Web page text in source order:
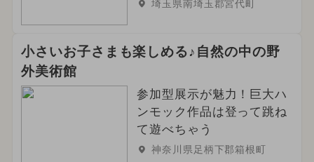
埼玉県南埼玉郡宮代町
小さいお子さまも楽しめる♪自然の中の野
外美術館
参加型展示が魅力！巨大ハ
ンモック作品は登って跳ね
て遊べちゃう
神奈川県足柄下郡箱根町